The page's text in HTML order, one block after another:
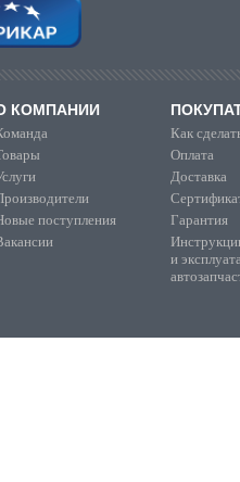
КОМПАНИИ
поступления
Как
Оплата
Доставка
Гарантия
и